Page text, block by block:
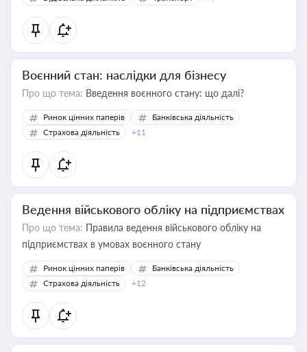
Воєнний стан: наслідки для бізнесу
Про що тема: Введення воєнного стану: що далі?
Ринок цінних паперів
Банківська діяльність
Страхова діяльність
+11
Ведення військового обліку на підприємствах
Про що тема: Правила ведення військового обліку на
підприємствах в умовах воєнного стану
Ринок цінних паперів
Банківська діяльність
Страхова діяльність
+12